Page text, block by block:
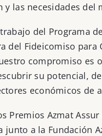
y las necesidades del
del Programa
del Fideicomiso
compromiso es
su potencial,
económicos de
Premios Azmat
junto a la Fundación